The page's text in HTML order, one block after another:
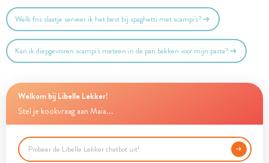
Welk fris slaatje serveer ik het best bij spaghetti met scampi's?
Kan ik diepgevroren scampi's meteen in de pan bakken voor mijn pasta?
Welkom bij Libelle Lekker!
Stel je kookvraag aan Maia...